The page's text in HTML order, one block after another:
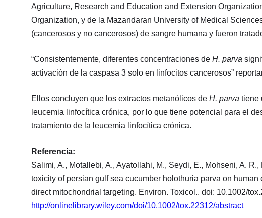
Agriculture, Research and Education and Extension
Organization, y de la Mazandaran University of Medical
(cancerosos y no cancerosos) de sangre humana y fueron
“Consistentemente, diferentes concentraciones de H. parva
activación de la caspasa 3 solo en linfocitos cancerosos”
Ellos concluyen que los extractos metanólicos de H. parva tiene
leucemia linfocítica crónica, por lo que tiene potencial para el
tratamiento de la leucemia linfocítica crónica.
Referencia:
Salimi, A., Motallebi, A., Ayatollahi, M., Seydi, E., Mohseni, A.
toxicity of persian gulf sea cucumber holothuria parva on
direct mitochondrial targeting. Environ. Toxicol.. doi: 10.1002/
http://onlinelibrary.wiley.com/doi/10.1002/tox.22312/abstract